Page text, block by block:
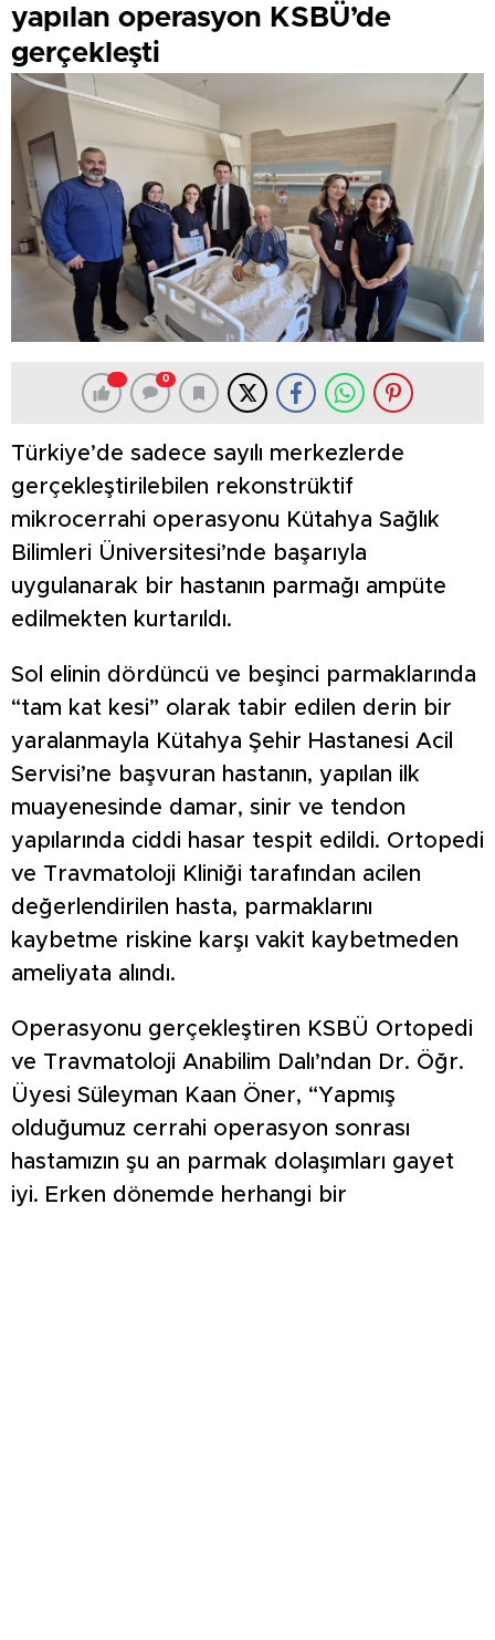
yapılan operasyon KSBÜ’de
gerçekleşti
0
Türkiye’de sadece sayılı merkezlerde
gerçekleştirilebilen rekonstrüktif
mikrocerrahi operasyonu Kütahya Sağlık
Bilimleri Üniversitesi’nde başarıyla
uygulanarak bir hastanın parmağı ampüte
edilmekten kurtarıldı.
Sol elinin dördüncü ve beşinci parmaklarında
“tam kat kesi” olarak tabir edilen derin bir
yaralanmayla Kütahya Şehir Hastanesi Acil
Servisi’ne başvuran hastanın, yapılan ilk
muayenesinde damar, sinir ve tendon
yapılarında ciddi hasar tespit edildi. Ortopedi
ve Travmatoloji Kliniği tarafından acilen
değerlendirilen hasta, parmaklarını
kaybetme riskine karşı vakit kaybetmeden
ameliyata alındı.
Operasyonu gerçekleştiren KSBÜ Ortopedi
ve Travmatoloji Anabilim Dalı’ndan Dr. Öğr.
Üyesi Süleyman Kaan Öner, “Yapmış
olduğumuz cerrahi operasyon sonrası
hastamızın şu an parmak dolaşımları gayet
iyi. Erken dönemde herhangi bir